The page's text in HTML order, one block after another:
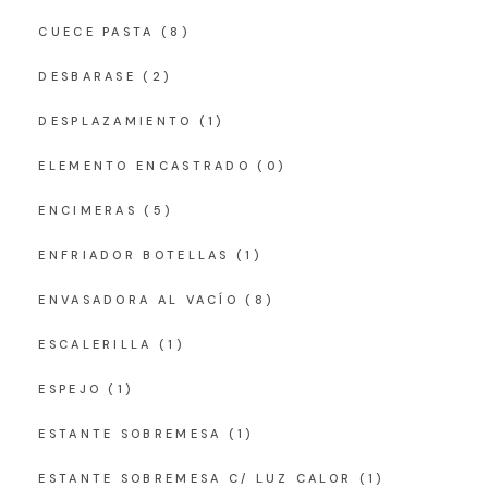
CUECE PASTA (8)
DESBARASE (2)
DESPLAZAMIENTO (1)
ELEMENTO ENCASTRADO (0)
ENCIMERAS (5)
ENFRIADOR BOTELLAS (1)
ENVASADORA AL VACÍO (8)
ESCALERILLA (1)
ESPEJO (1)
ESTANTE SOBREMESA (1)
ESTANTE SOBREMESA C/ LUZ CALOR (1)